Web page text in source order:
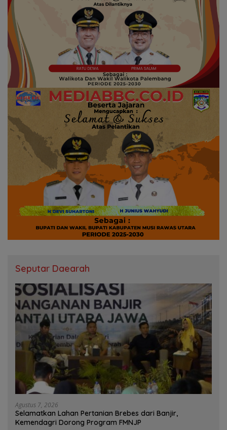
Seputar Daearah
Agustus 7, 2026
Selamatkan Lahan Pertanian Brebes dari Banjir,
Kemendagri Dorong Program FMNJP